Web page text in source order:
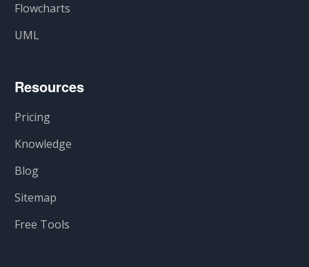
Flowcharts
UML
Resources
Pricing
Knowledge
Blog
Sitemap
Free Tools